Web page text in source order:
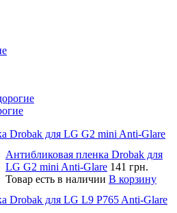
Drobak для LG G2 mini Anti-Glare
Антибликовая пленка Drobak для
LG G2 mini Anti-Glare 141 грн.
Товар есть в наличии В корзину
Drobak для LG L9 P765 Anti-Glare